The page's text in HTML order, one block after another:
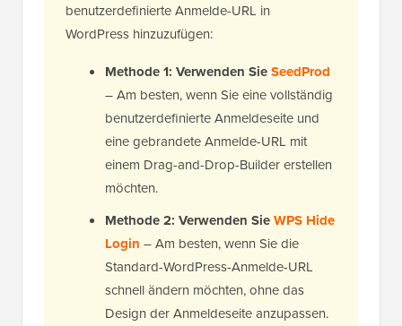
benutzerdefinierte Anmelde-URL in
WordPress hinzuzufügen:
Methode 1: Verwenden SieSeedProd
– Am besten, wenn Sie eine vollständig
benutzerdefinierte Anmeldeseite und
eine gebrandete Anmelde-URL mit
einem Drag-and-Drop-Builder erstellen
möchten.
Methode 2: Verwenden SieWPS Hide
Login – Am besten, wenn Sie die
Standard-WordPress-Anmelde-URL
schnell ändern möchten, ohne das
Design der Anmeldeseite anzupassen.